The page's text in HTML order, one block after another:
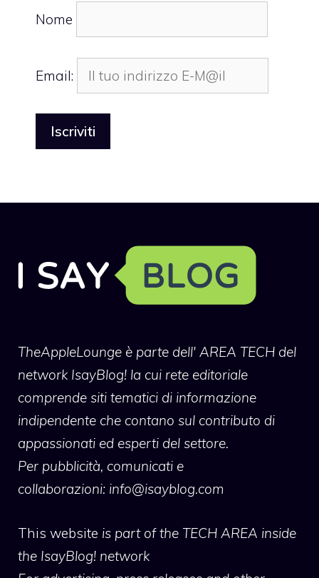
Nome
Email:
TheAppleLounge è parte dell' AREA TECH del
network IsayBlog! la cui rete editoriale
comprende siti tematici di informazione
indipendente che contano sul contributo di
appassionati ed esperti del settore.
Per pubblicità, comunicati e
collaborazioni: info@isayblog.com
This website is part of the TECH AREA inside
the IsayBlog! network